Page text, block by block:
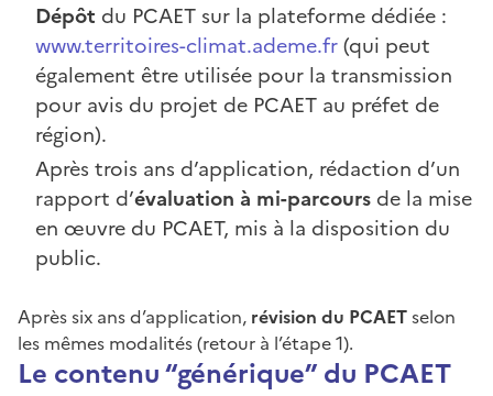
Dépôt du PCAET sur la plateforme dédiée :
www.territoires-climat.ademe.fr(qui peut
également être utilisée pour la transmission
pour avis du projet de PCAET au préfet de
région).
Après trois ans d’application, rédaction d’un
rapport d’évaluation à mi-parcours de la mise
en œuvre du PCAET, mis à la disposition du
public.
Après six ans d’application, révision du PCAETselon
les mêmes modalités (retour à l’étape 1).
Le contenu “générique” du PCAET